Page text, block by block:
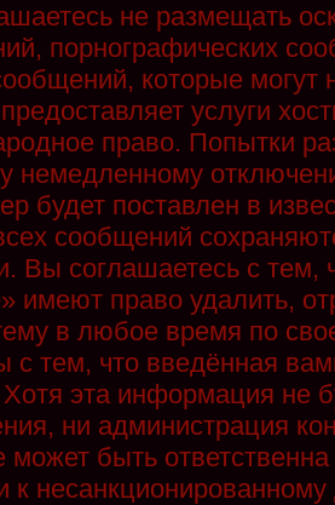
не размещать
порнографических
которые
услуги
право. Попытки
немедленному
будет поставлен в
сообщений
Вы соглашаетесь с
имеют право удалить,
в любое время по
с тем, что введённая
эта информация не
ни администрация
может быть
к несанкционированному